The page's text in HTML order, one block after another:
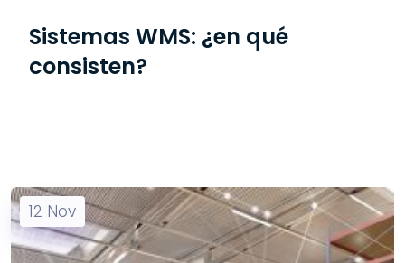
Sistemas WMS: ¿en qué
consisten?
12 Nov